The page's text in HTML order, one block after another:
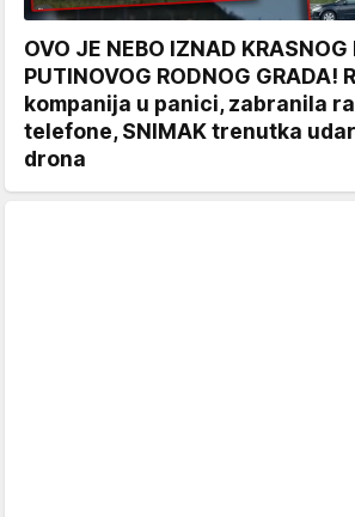
OVO JE NEBO IZNAD KRASNOG
PUTINOVOG RODNOG GRADA!
kompanija u panici, zabranila
telefone, SNIMAK trenutka
drona